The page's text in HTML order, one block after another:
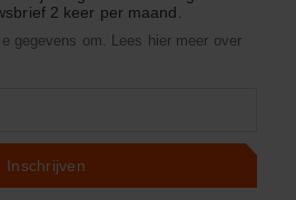
2 keer per maand.
gegevens om. Lees hier meer over
Inschrijven